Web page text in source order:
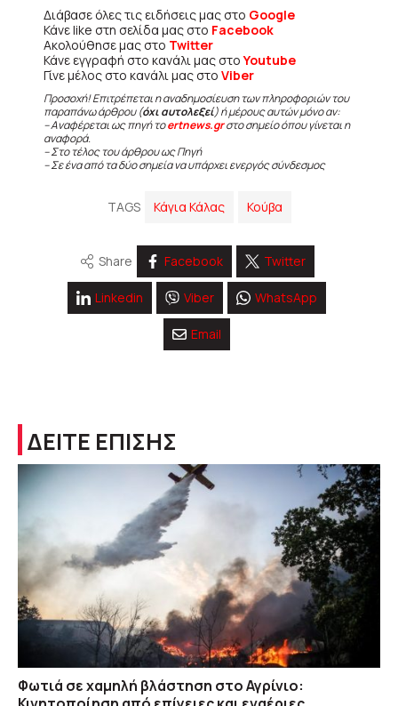
Διάβασε όλες τις ειδήσεις μας στο Google
Κάνε like στη σελίδα μας στο Facebook
Ακολούθησε μας στο Twitter
Κάνε εγγραφή στο κανάλι μας στοYoutube
Γίνε μέλος στο κανάλι μας στο Viber
Προσοχή! Επιτρέπεται η αναδημοσίευση των πληροφοριών του
παραπάνω άρθρου (όχι αυτολεξεί) ή μέρους αυτών μόνο αν:
– Αναφέρεται ως πηγή τοertnews.grστο σημείο όπου γίνεται η
αναφορά.
– Στο τέλος του άρθρου ως Πηγή
– Σε ένα από τα δύο σημεία να υπάρχει ενεργός σύνδεσμος
TAGS Κάγια Κάλας Κούβα
Share Facebook Twitter
Linkedin Viber WhatsApp
Email
ΔΕΙΤΕ ΕΠΙΣΗΣ
Φωτιά σε χαμηλή βλάστηση στο Αγρίνιο: